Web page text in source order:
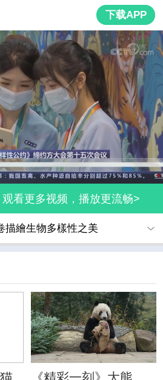
下载APP
看更多视频，播放更流畅>
描繪生物多樣性之美